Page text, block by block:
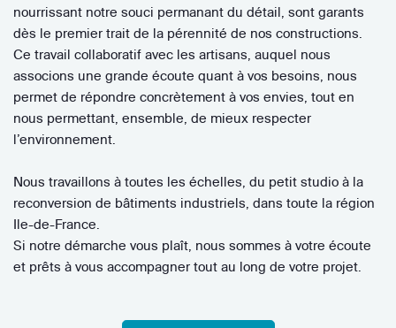
nourrissant notre souci permanant du détail, sont garants
dès le premier trait de la pérennité de nos constructions.
Ce travail collaboratif avec les artisans, auquel nous
associons une grande écoute quant à vos besoins, nous
permet de répondre concrètement à vos envies, tout en
nous permettant, ensemble, de mieux respecter
l’environnement.
Nous travaillons à toutes les échelles, du petit studio à la
reconversion de bâtiments industriels, dans toute la région
Ile-de-France.
Si notre démarche vous plaît, nous sommes à votre écoute
et prêts à vous accompagner tout au long de votre projet.